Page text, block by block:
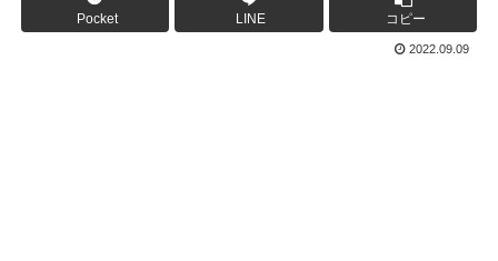
Pocket LINE コピー
2022.09.09